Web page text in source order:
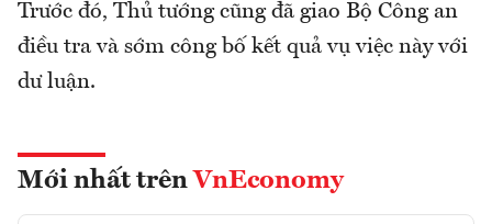
Trước đó, Thủ tướng cũng đã giao Bộ Công an
điều tra và sớm công bố kết quả vụ việc này với
dư luận.
Mới nhất trên VnEconomy